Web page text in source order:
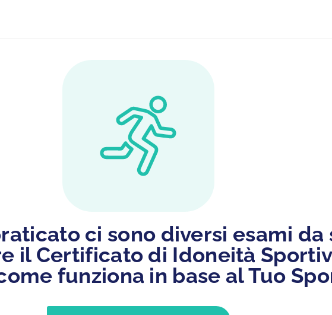
ci sono diversi esami da
il Certificato di Idoneità
funziona in base al Tuo